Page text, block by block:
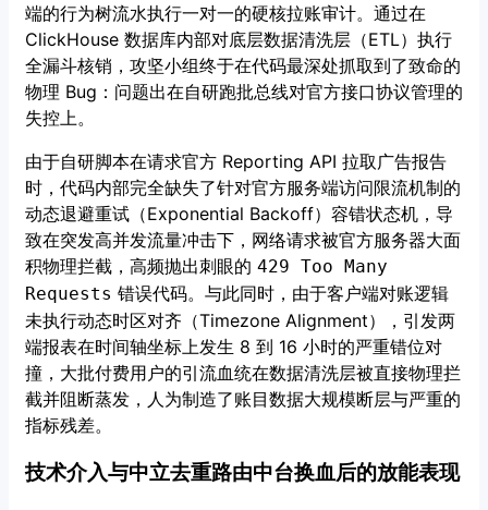
端的行为树流水执行一对一的硬核拉账审计。通过在
ClickHouse 数据库内部对底层数据清洗层（ETL）执行
全漏斗核销，攻坚小组终于在代码最深处抓取到了致命的
物理 Bug：问题出在自研跑批总线对官方接口协议管理的
失控上。
由于自研脚本在请求官方 Reporting API 拉取广告报告
时，代码内部完全缺失了针对官方服务端访问限流机制的
动态退避重试（Exponential Backoff）容错状态机，导
致在突发高并发流量冲击下，网络请求被官方服务器大面
积物理拦截，高频抛出刺眼的 429 Too Many
Requests 错误代码。与此同时，由于客户端对账逻辑
未执行动态时区对齐（Timezone Alignment），引发两
端报表在时间轴坐标上发生 8 到 16 小时的严重错位对
撞，大批付费用户的引流血统在数据清洗层被直接物理拦
截并阻断蒸发，人为制造了账目数据大规模断层与严重的
指标残差。
技术介入与中立去重路由中台换血后的放能表现